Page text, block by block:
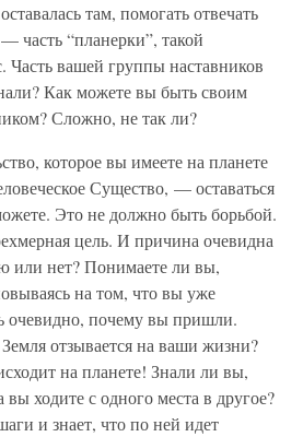
там, помогать отвечать
часть “планерки”, такой
Часть вашей группы наставников
Как можете вы быть своим
Сложно, не так ли?
которое вы имеете на планете
Существо, — оставаться
Это не должно быть борьбой.
цель. И причина очевидна
нет? Понимаете ли вы,
на том, что вы уже
очевидно, почему вы пришли.
отзывается на ваши жизни?
на планете! Знали ли вы,
вы ходите с одного места в другое?
и знает, что по ней идет